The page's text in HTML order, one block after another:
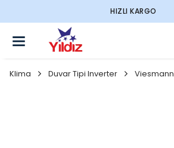
HIZLI KARGO
Klima Duvar Tipi Inverter Viesmann